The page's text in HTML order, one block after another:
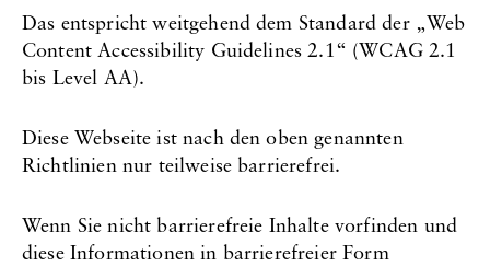
Das entspricht weitgehend dem Standard der „Web
Content Accessibility Guidelines 2.1“ (WCAG 2.1
bis Level AA).
Diese Webseite ist nach den oben genannten
Richtlinien nur teilweise barrierefrei.
Wenn Sie nicht barrierefreie Inhalte vorfinden und
diese Informationen in barrierefreier Form